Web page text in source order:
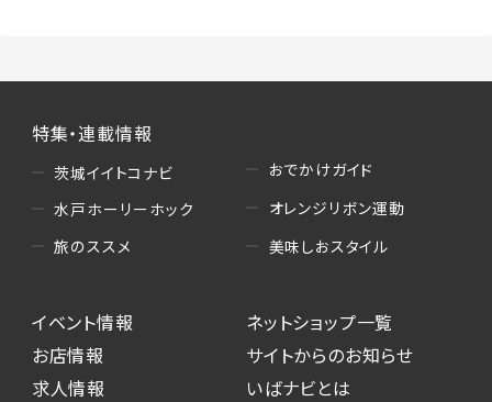
特集・連載情報
茨城イイトコナビ
水戸ホーリーホック
旅のススメ
おでかけガイド
オレンジリボン運動
美味しおスタイル
イベント情報
お店情報
求人情報
ネットショップ一覧
サイトからのお知らせ
いばナビとは